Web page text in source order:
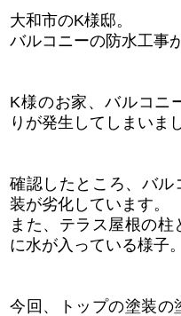
大和市のK様邸。
バルコニーの防水工事
K様のお家、バルコニ
りが発生してしまいま
確認したところ、バル
装が劣化しています。
また、テラス屋根の
に水が入っている様子。
今回、トップの塗装の